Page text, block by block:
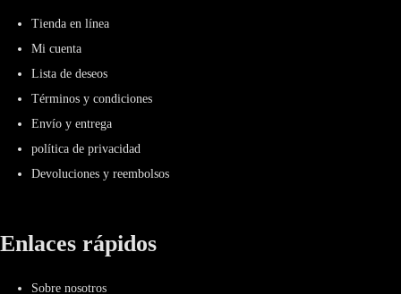
Tienda en línea
Mi cuenta
Lista de deseos
Términos y condiciones
Envío y entrega
política de privacidad
Devoluciones y reembolsos
Enlaces rápidos
Sobre nosotros